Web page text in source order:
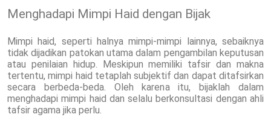
Menghadapi Mimpi Haid dengan Bijak
Mimpi haid, seperti halnya mimpi-mimpi lainnya, sebaiknya
tidak dijadikan patokan utama dalam pengambilan keputusan
atau penilaian hidup. Meskipun memiliki tafsir dan makna
tertentu, mimpi haid tetaplah subjektif dan dapat ditafsirkan
secara berbeda-beda. Oleh karena itu, bijaklah dalam
menghadapi mimpi haid dan selalu berkonsultasi dengan ahli
tafsir agama jika perlu.